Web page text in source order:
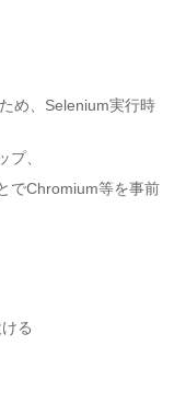
め、Selenium実行時
、
でChromium等を事前
る